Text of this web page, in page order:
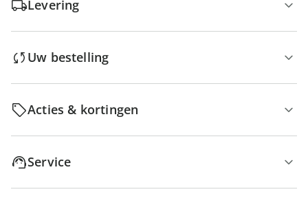
Levering
Uw bestelling
Acties & kortingen
Service